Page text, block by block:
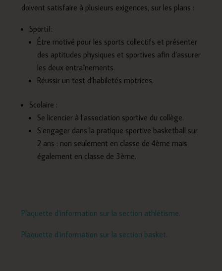
doivent satisfaire à plusieurs exigences, sur les plans :
Sportif:
Être motivé pour les sports collectifs et présenter
des aptitudes physiques et sportives afin d’assurer
les deux entraînements.
Réussir un test d’habiletés motrices.
Scolaire :
Se licencier à l’association sportive du collège.
S’engager dans la pratique sportive basketball sur
2 ans : non seulement en classe de 4ème mais
également en classe de 3ème.
Plaquette d’information sur la section athlétisme.
Plaquette d’information sur la section basket.